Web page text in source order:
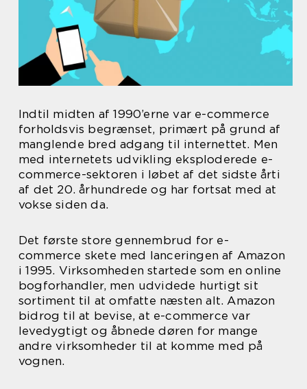
Indtil midten af 1990’erne var e-commerce
forholdsvis begrænset, primært på grund af
manglende bred adgang til internettet. Men
med internetets udvikling eksploderede e-
commerce-sektoren i løbet af det sidste årti
af det 20. århundrede og har fortsat med at
vokse siden da.
Det første store gennembrud for e-
commerce skete med lanceringen af Amazon
i 1995. Virksomheden startede som en online
bogforhandler, men udvidede hurtigt sit
sortiment til at omfatte næsten alt. Amazon
bidrog til at bevise, at e-commerce var
levedygtigt og åbnede døren for mange
andre virksomheder til at komme med på
vognen.